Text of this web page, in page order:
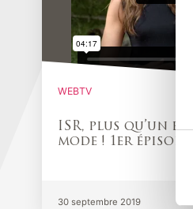
WEBTV
ISR, plus qu’un
mode ! 1er épisode
30 septembre 2019